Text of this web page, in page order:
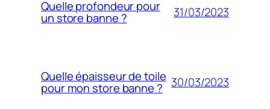
Quelle profondeur pour
un store banne ? 31/03/2023
Quelle épaisseur de toile
pour mon store banne ? 30/03/2023